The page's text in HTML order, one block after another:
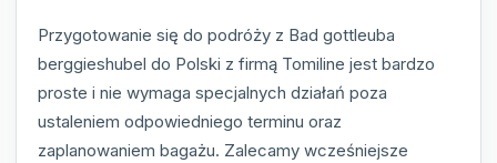
Przygotowanie się do podróży z Bad gottleuba
berggieshubel do Polski z firmą Tomiline jest bardzo
proste i nie wymaga specjalnych działań poza
ustaleniem odpowiedniego terminu oraz
zaplanowaniem bagażu. Zalecamy wcześniejsze